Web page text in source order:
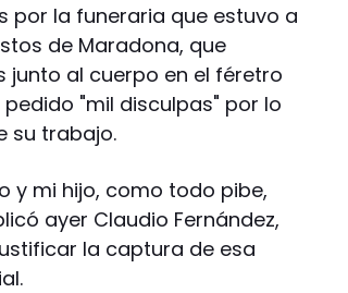
por la funeraria que estuvo a
de Maradona, que
al cuerpo en el féretro
"mil disculpas" por lo
su trabajo.
y mi hijo, como todo pibe,
ayer Claudio Fernández,
la captura de esa